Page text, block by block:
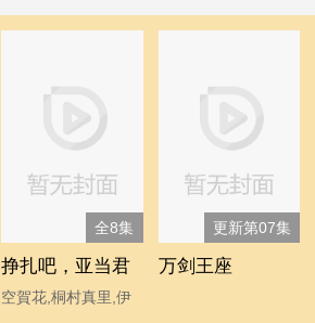
全8集
挣扎吧，亚当君
空賀花,桐村真里,伊
更新第07集
万剑王座